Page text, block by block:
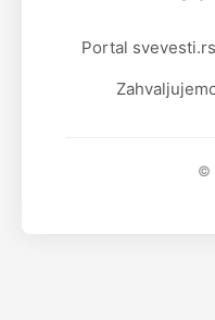
Portal
©